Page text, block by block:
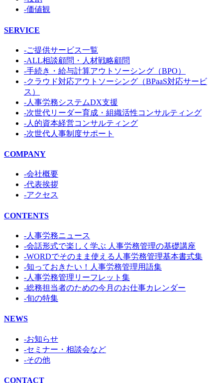
-価値観
SERVICE
-ご提供サービス一覧
-ALL相談顧問・人材戦略顧問
-手続き・給与計算アウトソーシング（BPO）
-クラウド対応アウトソーシング（BPaaS対応サービ
ス）
-人事労務システムDX支援
-次世代リーダー育成・組織活性コンサルティング
-人的資本経営コンサルティング
-次世代人事制度サポート
COMPANY
-会社概要
-代表挨拶
-アクセス
CONTENTS
-人事労務ニュース
-会話形式で楽しく学ぶ 人事労務管理の基礎講座
-WORDでそのまま使える人事労務管理基本書式集
-知っておきたい！人事労務管理用語集
-人事労務管理リーフレット集
-総務担当者のための今月のお仕事カレンダー
-旬の特集
NEWS
-お知らせ
-セミナー・相談会など
-その他
CONTACT